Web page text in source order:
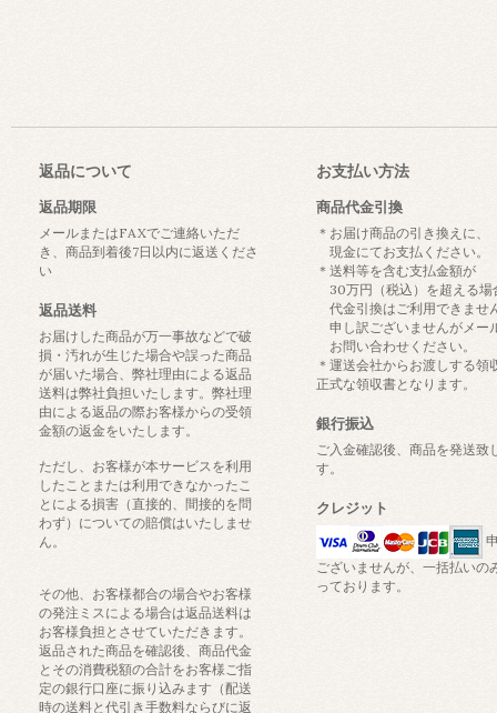
返品について
返品期限
メールまたはFAXでご連絡いただ
き、商品到着後7日以内に返送くださ
い
返品送料
お届けした商品が万一事故などで破
損・汚れが生じた場合や誤った商品
が届いた場合、弊社理由による返品
送料は弊社負担いたします。弊社理
由による返品の際お客様からの受領
金額の返金をいたします。
ただし、お客様が本サービスを利用
したことまたは利用できなかったこ
とによる損害（直接的、間接的を問
わず）についての賠償はいたしませ
ん。
その他、お客様都合の場合やお客様
の発注ミスによる場合は返品送料は
お客様負担とさせていただきます。
返品された商品を確認後、商品代金
とその消費税額の合計をお客様ご指
定の銀行口座に振り込みます（配送
時の送料と代引き手数料ならびに返
お支払い方法
商品代金引換
＊お届け商品の引き換えに、
現金にてお支払ください。
＊送料等を含む支払金額が
30万円（税込）を超える場
代金引換はご利用できませ
申し訳ございませんがメー
お問い合わせください。
＊運送会社からお渡しする領
正式な領収書となります。
銀行振込
ご入金確認後、商品を発送致
す。
クレジット
ございませんが、一括払いの
っております。